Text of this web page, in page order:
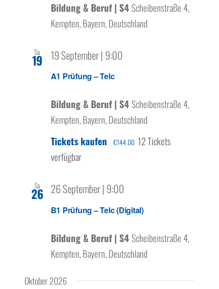
Bildung & Beruf | S4 Scheibenstraße 4,
Kempten, Bayern, Deutschland
Sa.
19
A1 Prüfung – Telc
19 September | 9:00
Bildung & Beruf | S4 Scheibenstraße 4,
Kempten, Bayern, Deutschland
Tickets kaufen
€144.00 12 Tickets
verfügbar
Sa.
26
B1 Prüfung – Telc (Digital)
26 September | 9:00
Bildung & Beruf | S4 Scheibenstraße 4,
Kempten, Bayern, Deutschland
Oktober 2026